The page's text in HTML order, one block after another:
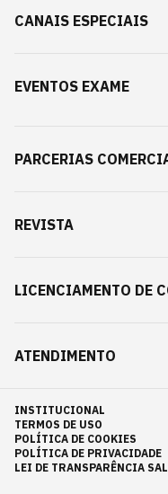
CANAIS ESPECIAIS
EVENTOS EXAME
PARCERIAS
REVISTA
LICENCIAMENTO DE
ATENDIMENTO
INSTITUCIONAL
TERMOS DE USO
POLÍTICA DE COOKIES
POLÍTICA DE PRIVACIDADE
LEI DE TRANSPARÊNCIA